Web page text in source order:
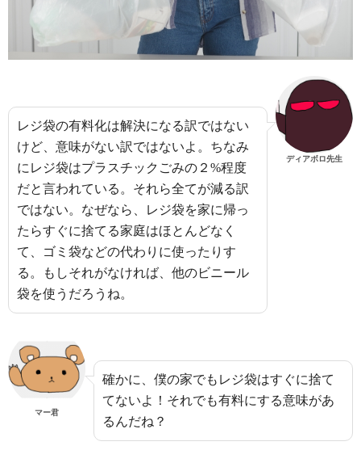
レジ袋の有料化は解決になる訳ではない
けど、意味がない訳ではないよ。ちなみ
にレジ袋はプラスチックごみの２%程度
だと言われている。それら全てが減る訳
ではない。なぜなら、レジ袋を家に帰っ
たらすぐに捨てる家庭はほとんどなく
て、ゴミ袋などの代わりに使ったりす
る。もしそれがなければ、他のビニール
袋を使うだろうね。
ディアボロ先生
マー君
確かに、僕の家でもレジ袋はすぐに捨て
てないよ！それでも有料にする意味があ
るんだね？